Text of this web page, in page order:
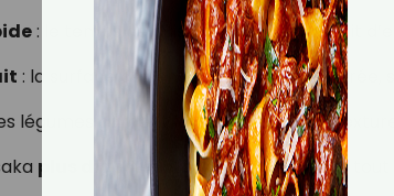
: le temps de cuisson global est réduit
: la surface devient croustillante et dorée,
légumes gardent leur saveur et leur
plus digeste, plus équilibrée, mais tout